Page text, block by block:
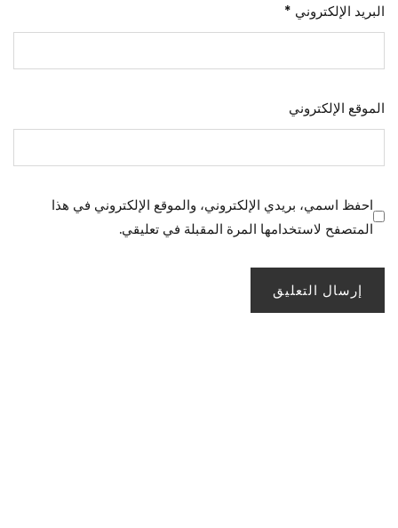
البريد الإلكتروني *
الموقع الإلكتروني
احفظ اسمي، بريدي الإلكتروني، والموقع الإلكتروني في هذا
المتصفح لاستخدامها المرة المقبلة في تعليقي.